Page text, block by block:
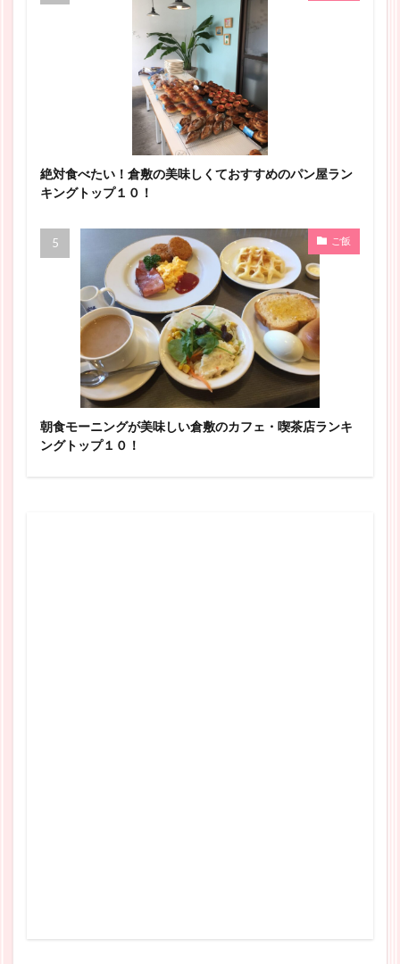
絶対食べたい！倉敷の美味しくておすすめのパン屋ラン
キングトップ１０！
ご飯
朝食モーニングが美味しい倉敷のカフェ・喫茶店ランキ
ングトップ１０！